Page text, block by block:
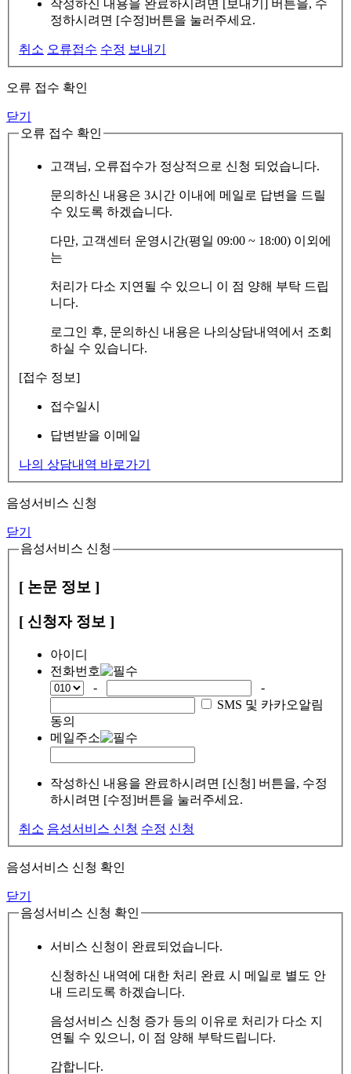
작성하신 내용을 완료하시려면 [보내기] 버튼을, 수
정하시려면 [수정]버튼을 눌러주세요.
취소 오류접수 수정 보내기
오류 접수 확인
닫기
오류 접수 확인
고객님, 오류접수가 정상적으로 신청 되었습니다.
문의하신 내용은 3시간 이내에 메일로 답변을 드릴
수 있도록 하겠습니다.
다만, 고객센터 운영시간(평일 09:00 ~ 18:00) 이외에
는
처리가 다소 지연될 수 있으니 이 점 양해 부탁 드립
니다.
로그인 후, 문의하신 내용은 나의상담내역에서 조회
하실 수 있습니다.
[접수 정보]
접수일시
답변받을 이메일
나의 상담내역 바로가기
음성서비스 신청
닫기
음성서비스 신청
[ 논문 정보 ]
[ 신청자 정보 ]
아이디
전화번호
-
-
SMS 및 카카오알림
동의
메일주소
작성하신 내용을 완료하시려면 [신청] 버튼을, 수정
하시려면 [수정]버튼을 눌러주세요.
취소 음성서비스 신청 수정 신청
음성서비스 신청 확인
닫기
음성서비스 신청 확인
서비스 신청이 완료되었습니다.
신청하신 내역에 대한 처리 완료 시 메일로 별도 안
내 드리도록 하겠습니다.
음성서비스 신청 증가 등의 이유로 처리가 다소 지
연될 수 있으니, 이 점 양해 부탁드립니다.
감합니다.